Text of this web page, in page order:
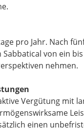
pro Jahr. Nach
Sabbatical von ein
nehmen.
Vergütung mit
einen